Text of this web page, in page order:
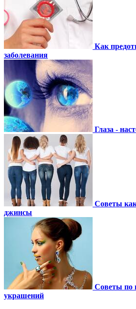
Как
заболевания
Глаза -
Советы
джинсы
Советы по
украшений